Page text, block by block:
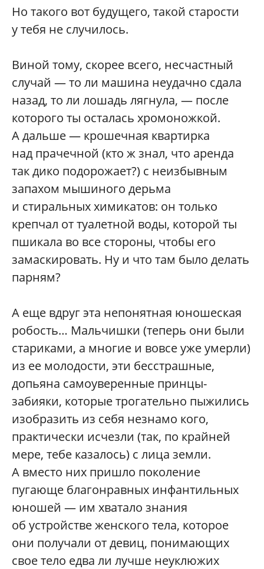
Но такого вот будущего, такой старости
у тебя не случилось.
Виной тому, скорее всего, несчастный
случай — то ли машина неудачно сдала
назад, то ли лошадь лягнула, — после
которого ты осталась хромоножкой.
А дальше — крошечная квартирка
над прачечной (кто ж знал, что аренда
так дико подорожает?) с неизбывным
запахом мышиного дерьма
и стиральных химикатов: он только
крепчал от туалетной воды, которой ты
пшикала во все стороны, чтобы его
замаскировать. Ну и что там было делать
парням?
А еще вдруг эта непонятная юношеская
робость… Мальчишки (теперь они были
стариками, а многие и вовсе уже умерли)
из ее молодости, эти бесстрашные,
допьяна самоуверенные принцы-
забияки, которые трогательно пыжились
изобразить из себя незнамо кого,
практически исчезли (так, по крайней
мере, тебе казалось) с лица земли.
А вместо них пришло поколение
пугающе благонравных инфантильных
юношей — им хватало знания
об устройстве женского тела, которое
они получали от девиц, понимающих
свое тело едва ли лучше неуклюжих